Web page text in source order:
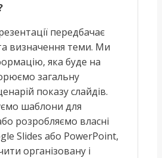
передбачає
визначення теми. Ми
яка буде на
загальну
показу слайдів.
шаблони для
розробляємо власні
Slides або PowerPoint,
організовану і